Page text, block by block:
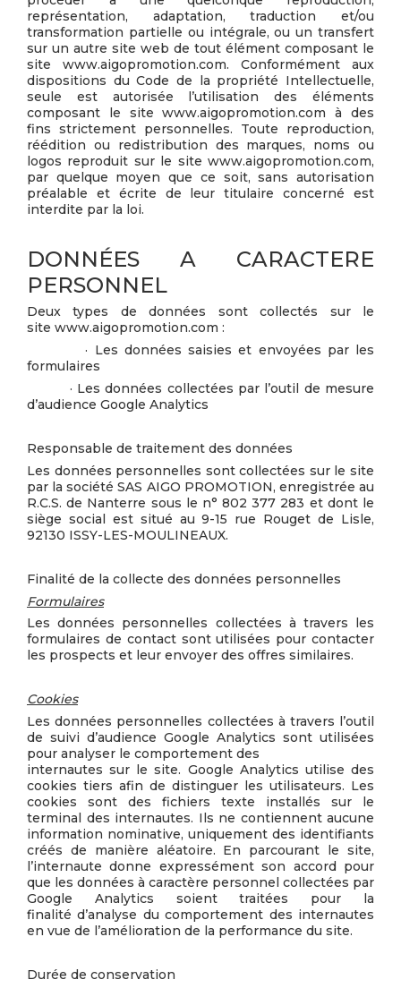
représentation, adaptation, traduction et/ou
transformation partielle ou intégrale, ou un transfert
sur un autre site web de tout élément composant le
site www.aigopromotion.com. Conformément aux
dispositions du Code de la propriété Intellectuelle,
seule est autorisée l’utilisation des éléments
composant le site www.aigopromotion.com à des
fins strictement personnelles. Toute reproduction,
réédition ou redistribution des marques, noms ou
logos reproduit sur le site www.aigopromotion.com,
par quelque moyen que ce soit, sans autorisation
préalable et écrite de leur titulaire concerné est
interdite par la loi.
DONNÉES A CARACTERE
PERSONNEL
Deux types de données sont collectés sur le
site www.aigopromotion.com :
· Les données saisies et envoyées par les
formulaires
· Les données collectées par l’outil de mesure
d’audience Google Analytics
Responsable de traitement des données
Les données personnelles sont collectées sur le site
par la société SAS AIGO PROMOTION, enregistrée au
R.C.S. de Nanterre sous le n° 802 377 283 et dont le
siège social est situé au 9-15 rue Rouget de Lisle,
92130 ISSY-LES-MOULINEAUX.
Finalité de la collecte des données personnelles
Formulaires
Les données personnelles collectées à travers les
formulaires de contact sont utilisées pour contacter
les prospects et leur envoyer des offres similaires.
Cookies
Les données personnelles collectées à travers l’outil
de suivi d’audience Google Analytics sont utilisées
pour analyser le comportement des
internautes sur le site. Google Analytics utilise des
cookies tiers afin de distinguer les utilisateurs. Les
cookies sont des fichiers texte installés sur le
terminal des internautes. Ils ne contiennent aucune
information nominative, uniquement des identifiants
créés de manière aléatoire. En parcourant le site,
l’internaute donne expressément son accord pour
que les données à caractère personnel collectées par
Google Analytics soient traitées pour la
finalité d’analyse du comportement des internautes
en vue de l’amélioration de la performance du site.
Durée de conservation